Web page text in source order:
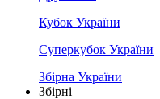
Кубок України
Суперкубок України
Збірна України
Збірні